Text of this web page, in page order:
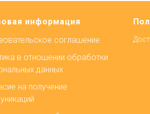
информация
соглашение
в отношении обработки
данных
на получение